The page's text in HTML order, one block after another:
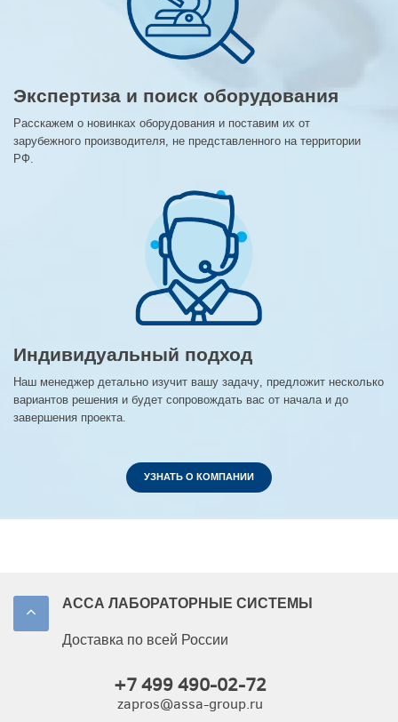
Экспертиза и поиск оборудования
Расскажем о новинках оборудования и поставим их от
зарубежного производителя, не представленного на территории
РФ.
Индивидуальный подход
Наш менеджер детально изучит вашу задачу, предложит несколько
вариантов решения и будет сопровождать вас от начала и до
завершения проекта.
УЗНАТЬ О КОМПАНИИ
АССА ЛАБОРАТОРНЫЕ СИСТЕМЫ
Доставка по всей России
+7 499 490-02-72
zapros@assa-group.ru